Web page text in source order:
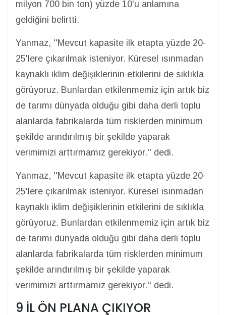
milyon 700 bin ton) yüzde 10'u anlamına
geldiğini belirtti.
Yanmaz, ''Mevcut kapasite ilk etapta yüzde 20-
25'lere çıkarılmak isteniyor. Küresel ısınmadan
kaynaklı iklim değişiklerinin etkilerini de sıklıkla
görüyoruz. Bunlardan etkilenmemiz için artık biz
de tarımı dünyada olduğu gibi daha derli toplu
alanlarda fabrikalarda tüm risklerden minimum
şekilde arındırılmış bir şekilde yaparak
verimimizi arttırmamız gerekiyor.'' dedi.
Yanmaz, ''Mevcut kapasite ilk etapta yüzde 20-
25'lere çıkarılmak isteniyor. Küresel ısınmadan
kaynaklı iklim değişiklerinin etkilerini de sıklıkla
görüyoruz. Bunlardan etkilenmemiz için artık biz
de tarımı dünyada olduğu gibi daha derli toplu
alanlarda fabrikalarda tüm risklerden minimum
şekilde arındırılmış bir şekilde yaparak
verimimizi arttırmamız gerekiyor.'' dedi.
9 İL ÖN PLANA ÇIKIYOR